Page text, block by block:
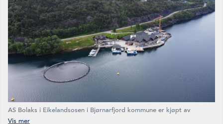
AS Bolaks i Eikelandsosen i Bjørnarfjord kommune er kjøpt av
Alsaker-konsernet. Nylig kom meldingen om at selskapet har